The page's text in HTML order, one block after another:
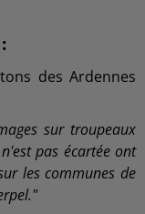
des Ardennes
sur troupeaux
pas écartée ont
les communes de